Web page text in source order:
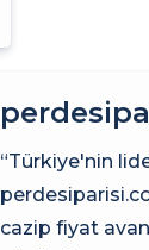
“Türkiye'nin
cazip fiyat